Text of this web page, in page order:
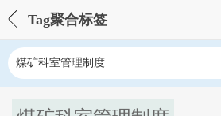
Tag聚合标签